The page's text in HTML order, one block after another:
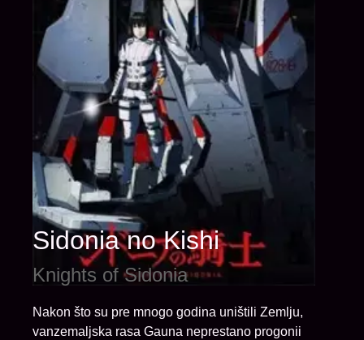
Sidonia no Kishi
Knights of Sidonia
Nakon što su pre mnogo godina uništili Zemlju,
vanzemaljska rasa Gauna neprestano progonii